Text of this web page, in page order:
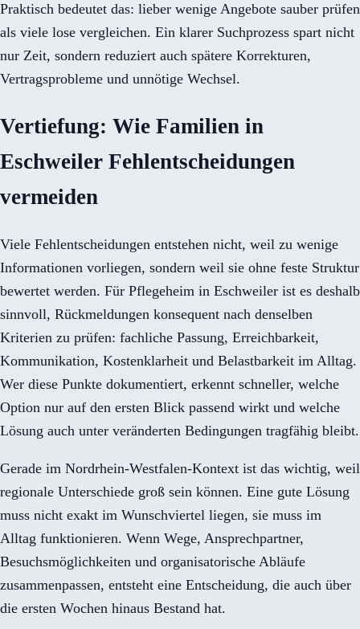
Praktisch bedeutet das: lieber wenige Angebote sauber prüfen
als viele lose vergleichen. Ein klarer Suchprozess spart nicht
nur Zeit, sondern reduziert auch spätere Korrekturen,
Vertragsprobleme und unnötige Wechsel.
Vertiefung: Wie Familien in
Eschweiler Fehlentscheidungen
vermeiden
Viele Fehlentscheidungen entstehen nicht, weil zu wenige
Informationen vorliegen, sondern weil sie ohne feste Struktur
bewertet werden. Für Pflegeheim in Eschweiler ist es deshalb
sinnvoll, Rückmeldungen konsequent nach denselben
Kriterien zu prüfen: fachliche Passung, Erreichbarkeit,
Kommunikation, Kostenklarheit und Belastbarkeit im Alltag.
Wer diese Punkte dokumentiert, erkennt schneller, welche
Option nur auf den ersten Blick passend wirkt und welche
Lösung auch unter veränderten Bedingungen tragfähig bleibt.
Gerade im Nordrhein-Westfalen-Kontext ist das wichtig, weil
regionale Unterschiede groß sein können. Eine gute Lösung
muss nicht exakt im Wunschviertel liegen, sie muss im
Alltag funktionieren. Wenn Wege, Ansprechpartner,
Besuchsmöglichkeiten und organisatorische Abläufe
zusammenpassen, entsteht eine Entscheidung, die auch über
die ersten Wochen hinaus Bestand hat.